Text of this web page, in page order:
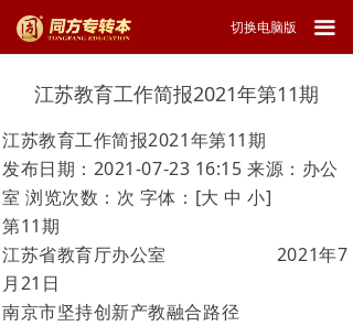
切换电脑版 끀
江苏教育工作简报2021年第11期
江苏教育工作简报2021年第11期
发布日期：2021-07-23 16:15 来源：办公
室 浏览次数：次 字体：[大 中 小]
第11期
江苏省教育厅办公室 2021年7
月21 日
南京市坚持创新产教融合路径